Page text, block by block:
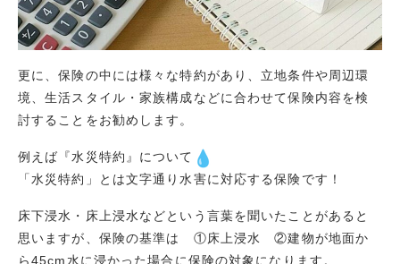
更に、保険の中には様々な特約があり、立地条件や周辺環
境、生活スタイル・家族構成などに合わせて保険内容を検
討することをお勧めします。
例えば『水災特約』について
「水災特約」とは文字通り水害に対応する保険です！
床下浸水・床上浸水などという言葉を聞いたことがあると
思いますが、保険の基準は ①床上浸水 ②建物が地面か
ら45cm水に浸かった場合に保険の対象になります。